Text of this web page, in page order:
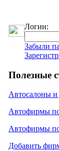
Логин:
Забыли
Полезные
Автосалоны
Автофирмы
Автофирмы
Добавить